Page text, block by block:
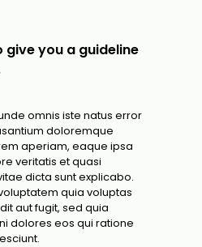
give you a guideline
omnis iste natus error
doloremque
aperiam, eaque ipsa
veritatis et quasi
dicta sunt explicabo.
quia voluptas
aut fugit, sed quia
dolores eos qui ratione